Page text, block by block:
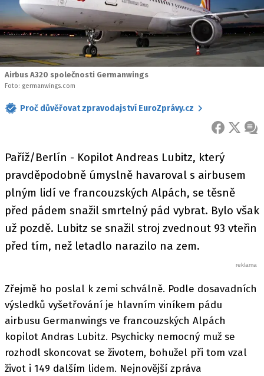
Airbus A320 společnosti Germanwings
Foto: germanwings.com
Proč důvěřovat zpravodajství EuroZprávy.cz
FACEBOOK
X
Paříž/Berlín - Kopilot Andreas Lubitz, který
pravděpodobně úmyslně havaroval s airbusem
plným lidí ve francouzských Alpách, se těsně
před pádem snažil smrtelný pád vybrat. Bylo však
už pozdě. Lubitz se snažil stroj zvednout 93 vteřin
před tím, než letadlo narazilo na zem.
Zřejmě ho poslal k zemi schválně. Podle dosavadních
výsledků vyšetřování je hlavním viníkem pádu
airbusu Germanwings ve francouzských Alpách
kopilot Andras Lubitz. Psychicky nemocný muž se
rozhodl skoncovat se životem, bohužel při tom vzal
život i 149 dalším lidem. Nejnovější zpráva